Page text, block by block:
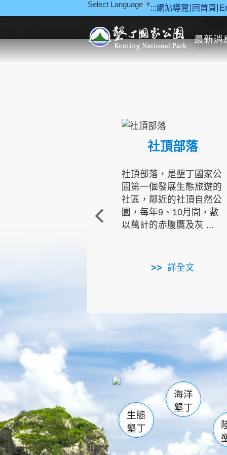
:::網站導覽 回首頁
Select Language ▼
最新消
::: 教育
社頂部落
社頂部落，是墾丁國家公
園第一個發展生態旅遊的
社區，鄰近的社頂自然公
園，每年9、10月間，數
以萬計的赤腹鷹及灰 ...
詳全文
龜山 海生館
恆春
龍鑾潭自
瓊麻館
關山
白砂
生態
墾丁
海洋
墾丁